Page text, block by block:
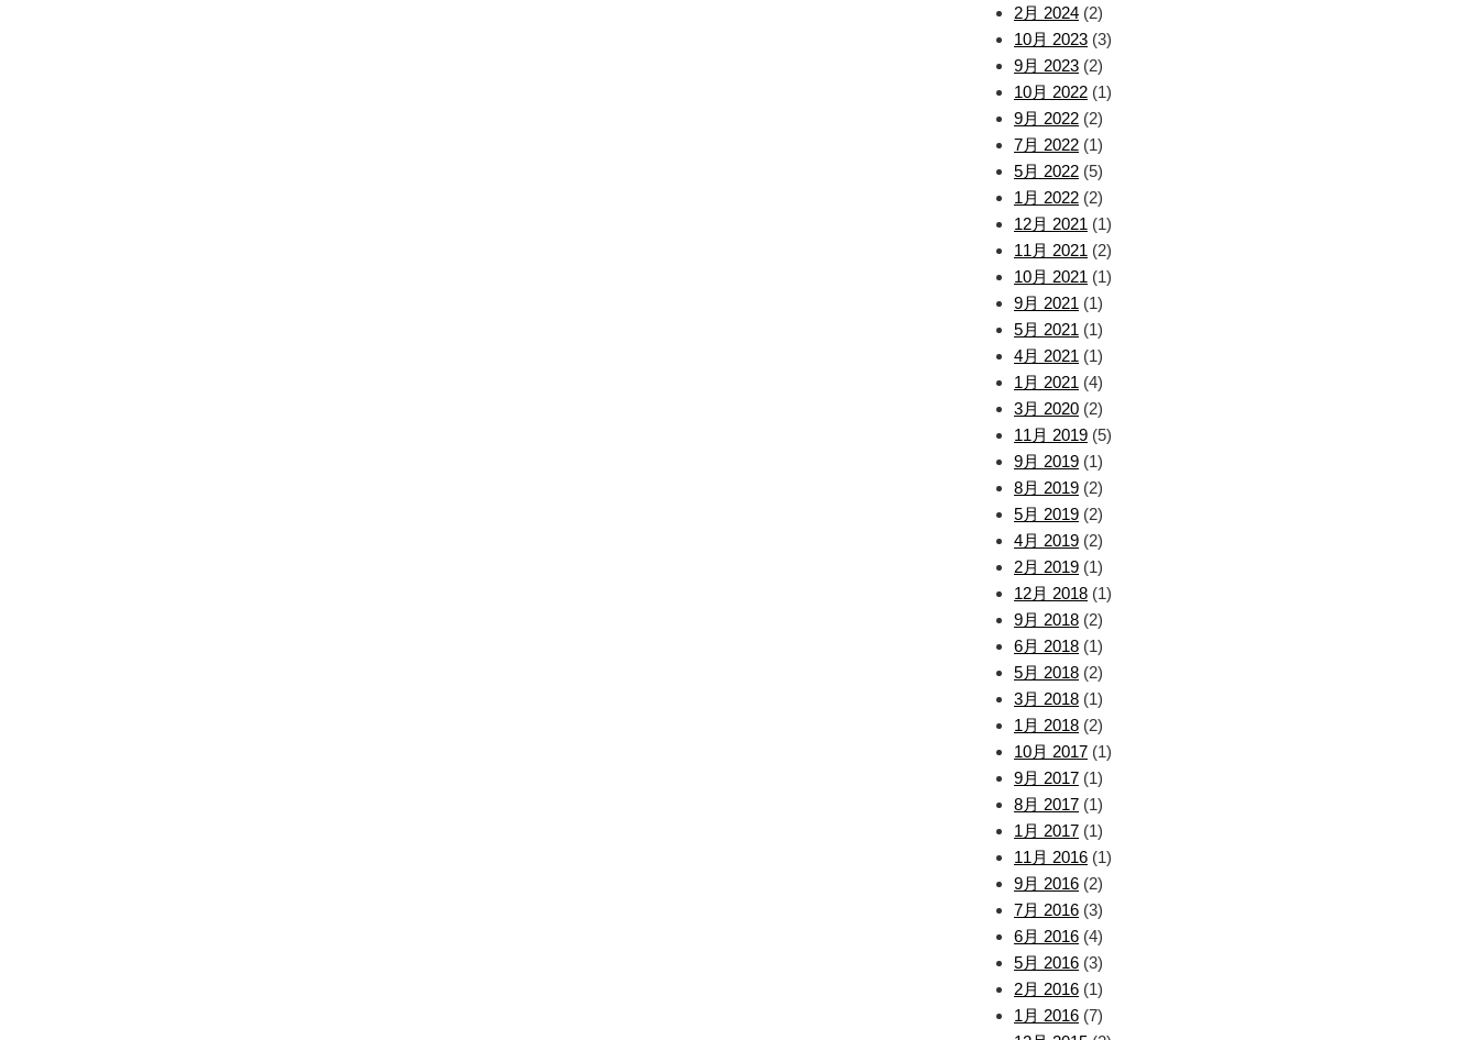
2月 2024 (2)
10月 2023 (3)
9月 2023 (2)
10月 2022 (1)
9月 2022 (2)
7月 2022 (1)
5月 2022 (5)
1月 2022 (2)
12月 2021 (1)
11月 2021 (2)
10月 2021 (1)
9月 2021 (1)
5月 2021 (1)
4月 2021 (1)
1月 2021 (4)
3月 2020 (2)
11月 2019 (5)
9月 2019 (1)
8月 2019 (2)
5月 2019 (2)
4月 2019 (2)
2月 2019 (1)
12月 2018 (1)
9月 2018 (2)
6月 2018 (1)
5月 2018 (2)
3月 2018 (1)
1月 2018 (2)
10月 2017 (1)
9月 2017 (1)
8月 2017 (1)
1月 2017 (1)
11月 2016 (1)
9月 2016 (2)
7月 2016 (3)
6月 2016 (4)
5月 2016 (3)
2月 2016 (1)
1月 2016 (7)